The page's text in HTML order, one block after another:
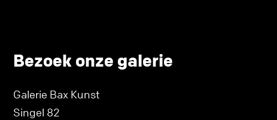
Bezoek onze galerie
Galerie Bax Kunst
Singel 82